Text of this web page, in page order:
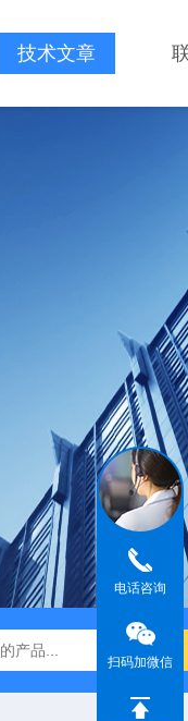
技术文章
PC-2200/2300进口激光
电话咨询
扫码加微信